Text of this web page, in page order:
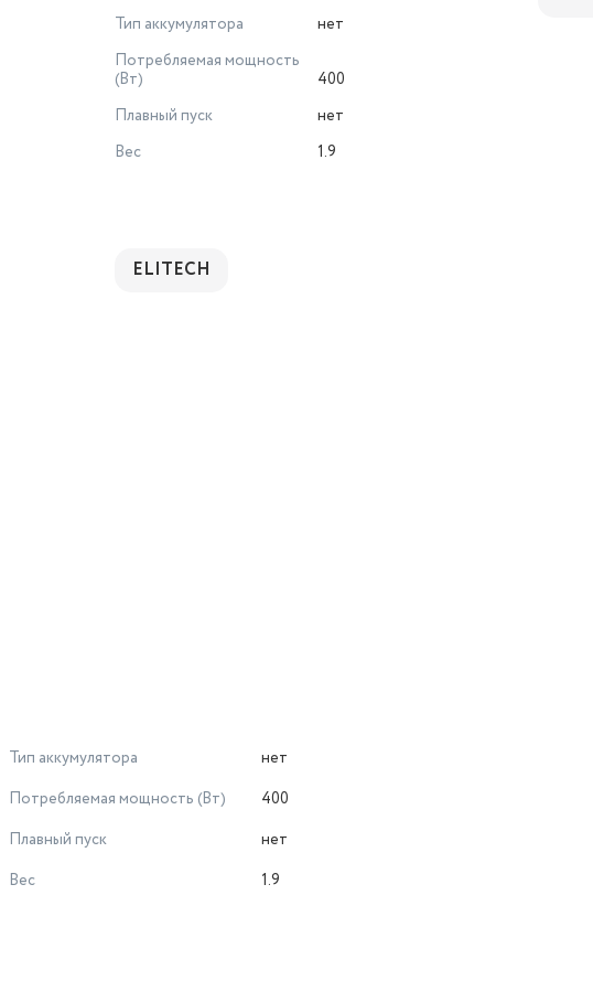
Тип аккумулятора
нет
Потребляемая мощность
(Вт)
400
Плавный пуск
нет
Вес
1.9
ELITECH
Тип аккумулятора
нет
Потребляемая мощность (Вт)
400
Плавный пуск
нет
Вес
1.9